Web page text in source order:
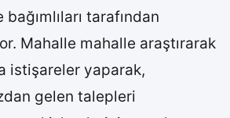
tarafından
Mahalle mahalle araştırarak
istişareler yaparak,
gelen talepleri